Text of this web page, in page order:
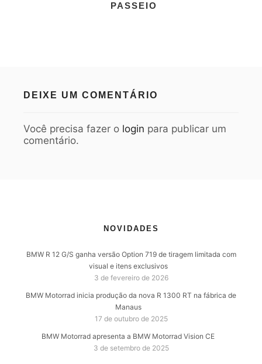
PASSEIO
DEIXE UM COMENTÁRIO
Você precisa fazer o login para publicar um
comentário.
NOVIDADES
BMW R 12 G/S ganha versão Option 719 de tiragem limitada com
visual e itens exclusivos
3 de fevereiro de 2026
BMW Motorrad inicia produção da nova R 1300 RT na fábrica de
Manaus
17 de outubro de 2025
BMW Motorrad apresenta a BMW Motorrad Vision CE
3 de setembro de 2025